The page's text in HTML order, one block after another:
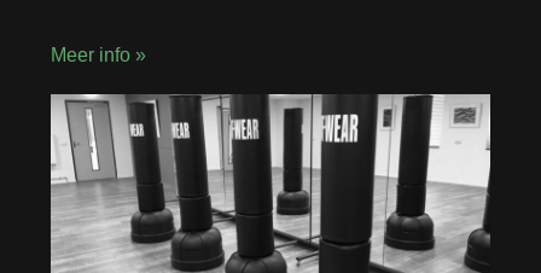
Meer info »